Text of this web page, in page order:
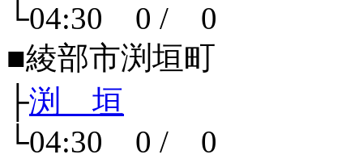
└04:30 0 / 0
■綾部市渕垣町
├渕 垣
└04:30 0 / 0